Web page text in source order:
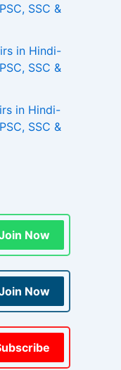
SSC &
in Hindi-
SSC &
in Hindi-
SSC &
Now
Now